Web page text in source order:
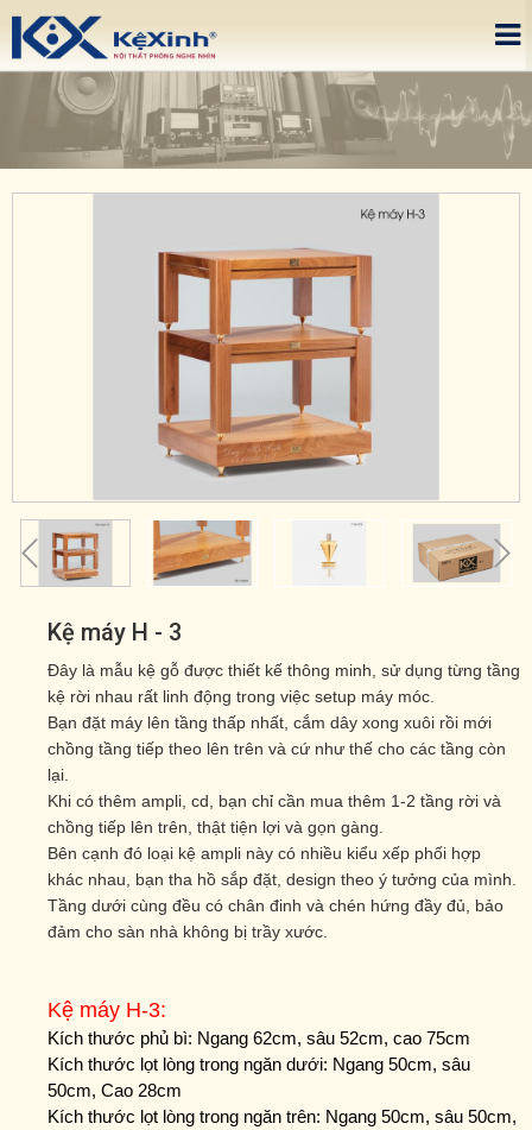
Kệ máy H - 3
Đây là mẫu kệ gỗ được thiết kế thông minh, sử dụng từng tầng
kệ rời nhau rất linh động trong việc setup máy móc.
Bạn đặt máy lên tầng thấp nhất, cắm dây xong xuôi rồi mới
chồng tầng tiếp theo lên trên và cứ như thế cho các tầng còn
lại.
Khi có thêm ampli, cd, bạn chỉ cần mua thêm 1-2 tầng rời và
chồng tiếp lên trên, thật tiện lợi và gọn gàng.
Bên cạnh đó loại kệ ampli này có nhiều kiểu xếp phối hợp
khác nhau, bạn tha hồ sắp đặt, design theo ý tưởng của mình.
Tầng dưới cùng đều có chân đinh và chén hứng đầy đủ, bảo
đảm cho sàn nhà không bị trầy xước.
Kệ máy H-3:
Kích thước phủ bì: Ngang 62cm, sâu 52cm, cao 75cm
Kích thước lọt lòng trong ngăn dưới: Ngang 50cm, sâu
50cm, Cao 28cm
Kích thước lọt lòng trong ngăn trên: Ngang 50cm, sâu 50cm,